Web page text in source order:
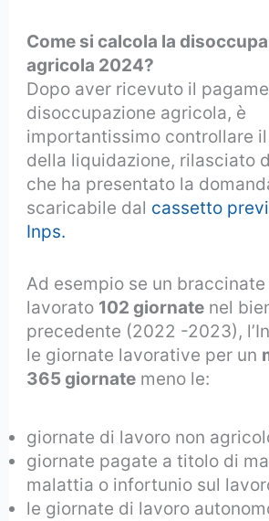
Come si calcola la
agricola 2024?
Dopo aver ricevuto il
disoccupazione agricola, è
importantissimo controllare
della liquidazione, rilasciato
che ha presentato la
scaricabile dal cassetto
Inps.
Ad esempio se un
lavorato 102 giornate nel
precedente (2022 -2023),
le giornate lavorative per un
365 giornate meno le:
giornate di lavoro non
giornate pagate a titolo di
malattia o infortunio sul
le giornate di lavoro